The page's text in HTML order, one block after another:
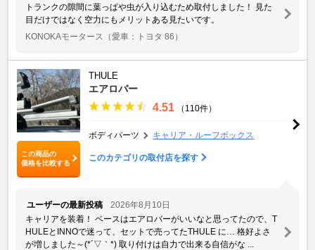
トランクの隙間に葉っぱや虫が入り込むため取付しました！ 見た
目だけではなく空力にもメリットある見たいです。
KONOKAモータース
（愛車：トヨタ 86）
この商品の
価格を比較する
THULE
エアロバー
4.51 （110件）
ボディパーツ キャリア・ルーフボックス
このカテゴリの取付店を探す
ユーザーの最新投稿
2026年8月10日
キャリアを装着！ ベースはエアロバーがいいなと思ってたので、T
HULEとINNOで迷って、セットで売ってたTHULE に… 格好よさ
が増しました～(*´▽｀*) 取り付けは自力で出来る自信がな ...